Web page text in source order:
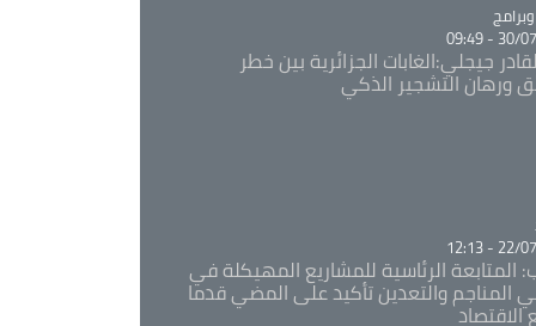
30/07/
جيجلي:الغابات الجزائرية بين خطر
ورهان التشجير الذكي
22/07/
المتابعة الرئاسية للمشاريع المهيكلة في
المناجم والتعدين تأكيد على المضي قدما
الاقتصاد